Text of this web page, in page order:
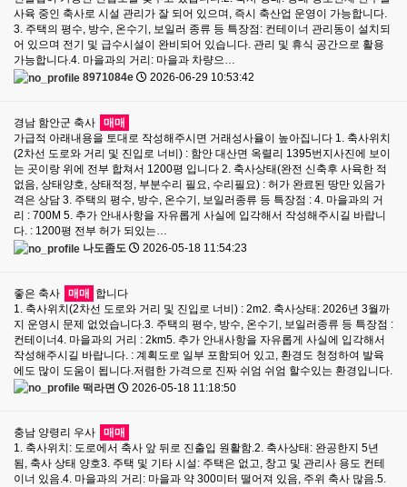
사육 중인 축사로 시설 관리가 잘 되어 있으며, 즉시 축산업 운영이 가능합니다.
3. 주택의 평수, 방수, 온수기, 보일러 종류 등 특장점: 컨테이너 관리동이 설치되
어 있으며 전기 및 급수시설이 완비되어 있습니다. 관리 및 휴식 공간으로 활용
가능합니다.4. 마을과의 거리: 마을과 차량으…
8971084e
2026-06-29 10:53:42
경남 함안군 축사
매매
가급적 아래내용을 토대로 작성해주시면 거래성사율이 높아집니다 1. 축사위치
(2차선 도로와 거리 및 진입로 너비) : 함안 대산면 옥렬리 1395번지사진에 보이
는 곳이랑 위에 전부 합쳐서 1200평 입니다 2. 축사상태(완전 신축후 사육한 적
없음, 상태양호, 상태적정, 부분수리 필요, 수리필요) : 허가 완료된 땅만 있음가
격은 상담 3. 주택의 평수, 방수, 온수기, 보일러종류 등 특장점 : 4. 마을과의 거
리 : 700M 5. 추가 안내사항을 자유롭게 사실에 입각해서 작성해주시길 바랍니
다. : 1200평 전부 허가 되있는…
나도좀도
2026-05-18 11:54:23
좋은 축사 매매 합니다
1. 축사위치(2차선 도로와 거리 및 진입로 너비) : 2m2. 축사상태: 2026년 3월까
지 운영시 문제 없었습니다.3. 주택의 평수, 방수, 온수기, 보일러종류 등 특장점 :
컨테이너4. 마을과의 거리 : 2km5. 추가 안내사항을 자유롭게 사실에 입각해서
작성해주시길 바랍니다. : 계획도로 일부 포함되어 있고, 환경도 청정하여 발육
에도 많이 도움이 됩니다.저렴한 가격으로 진짜 쉬엄 쉬엄 할수있는 환경입니다.
떡라면
2026-05-18 11:18:50
충남 양령리 우사
매매
1. 축사위치: 도로에서 축사 앞 뒤로 진출입 원활함.2. 축사상태: 완공한지 5년
됨, 축사 상태 양호3. 주택 및 기타 시설: 주택은 없고, 창고 및 관리사 용도 컨테
이너 있음.4. 마을과의 거리: 마을과 약 300미터 떨어져 있음, 주위 축사 많음.5.